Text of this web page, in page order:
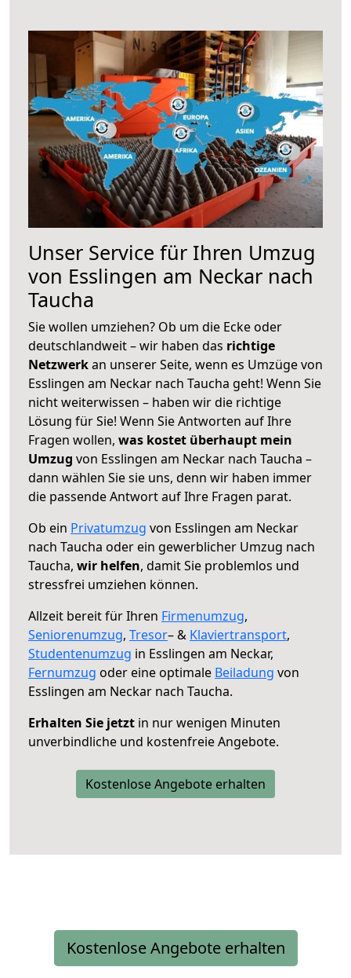
Unser Service für Ihren Umzug
von Esslingen am Neckar nach
Taucha
Sie wollen umziehen? Ob um die Ecke oder
deutschlandweit – wir haben das richtige
Netzwerkan unserer Seite, wenn es Umzüge von
Esslingen am Neckar nach Taucha geht! Wenn Sie
nicht weiterwissen – haben wir die richtige
Lösung für Sie! Wenn Sie Antworten auf Ihre
Fragen wollen, was kostet überhaupt mein
Umzug von Esslingen am Neckar nach Taucha –
dann wählen Sie sie uns, denn wir haben immer
die passende Antwort auf Ihre Fragen parat.
Ob ein Privatumzug von Esslingen am Neckar
nach Taucha oder ein gewerblicher Umzug nach
Taucha, wir helfen, damit Sie problemlos und
stressfrei umziehen können.
Allzeit bereit für Ihren Firmenumzug,
Seniorenumzug, Tresor– & Klaviertransport,
Studentenumzug in Esslingen am Neckar,
Fernumzug oder eine optimale Beiladung von
Esslingen am Neckar nach Taucha.
Erhalten Sie jetzt in nur wenigen Minuten
unverbindliche und kostenfreie Angebote.
Kostenlose Angebote erhalten
Kostenlose Angebote erhalten